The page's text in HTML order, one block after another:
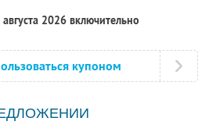
2026 включительно
купоном